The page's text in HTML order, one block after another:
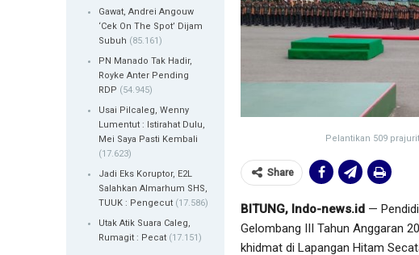
Pelantikan 509
Share
BITUNG, Indo-news.id —
Gelombang III Tahun Anggaran
khidmat di Lapangan Hitam
Gawat, Andrei Angouw
‘Cek On The Spot’ Dijam
Subuh (85.161)
PN Manado Tak Hadir,
Royke Anter Pending
RDP (54.945)
Usai Pilcaleg, Wenny
Lumentut : Istirahat Dulu,
Mei Saya Pasti Kembali
(17.623)
Jadi Eks Koruptor, E2L
Salahkan Almarhum SHS,
TUUK : Pengecut (17.586)
Utak Atik Suara Caleg,
Rumagit : Pecat (17.151)